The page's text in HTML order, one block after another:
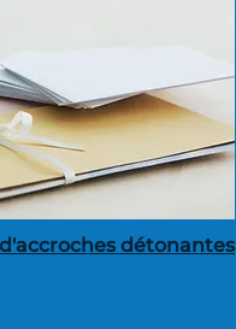
détonantes